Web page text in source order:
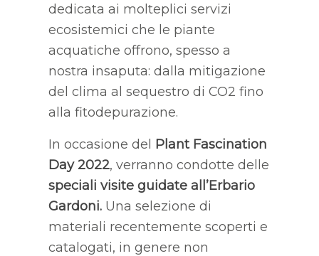
dedicata ai molteplici servizi
ecosistemici che le piante
acquatiche offrono, spesso a
nostra insaputa: dalla mitigazione
del clima al sequestro di CO2 fino
alla fitodepurazione.
In occasione del Plant Fascination
Day 2022, verranno condotte delle
speciali visite guidate all’Erbario
Gardoni.Una selezione di
materiali recentemente scoperti e
catalogati, in genere non